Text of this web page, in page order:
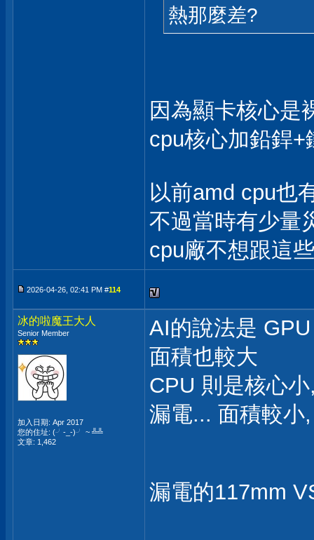
熱那麼差?
因為顯卡核心是
cpu核心加鉛銲+
以前amd cpu也
不過當時有少量
cpu廠不想跟這
2026-04-26, 02:41 PM #114
冰的啦魔王大人
Senior Member
加入日期: Apr 2017
您的住址: (╯-_-)╯ ~ ╩╩
文章: 1,462
AI的說法是
面積也較大
CPU 則是核心
漏電... 面積較小,
漏電的117mm